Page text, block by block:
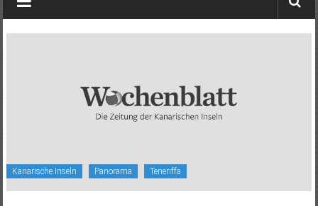
die
Kanarische Inseln Panorama Teneriffa